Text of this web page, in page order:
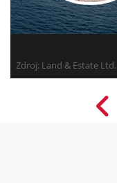
Zdroj: Land & Estate Ltd.